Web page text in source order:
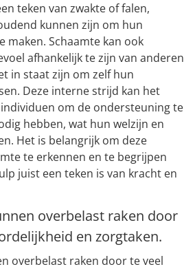
teken van zwakte of falen,
kunnen zijn om hun
maken. Schaamte kan ook
afhankelijk te zijn van anderen
in staat zijn om zelf hun
Deze interne strijd kan het
om de ondersteuning te
hebben, wat hun welzijn en
Het is belangrijk om deze
te erkennen en te begrijpen
juist een teken is van kracht en
overbelast raken door
en zorgtaken.
overbelast raken door te veel